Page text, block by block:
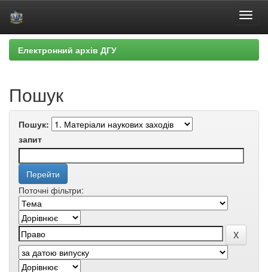
Skip
navigation
Електронний архів ДГУ
Пошук
Пошук:
запит
Поточні фільтри: